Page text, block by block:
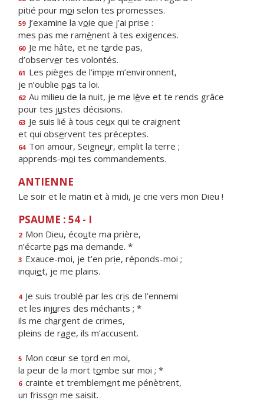
pitié pour moi selon tes promesses.
59 J’examine la voie que j’ai prise :
mes pas me ramènent à tes exigences.
60 Je me hâte, et ne tarde pas,
d’observer tes volontés.
61 Les pièges de l’impie m’environnent,
je n’oublie pas ta loi.
62 Au milieu de la nuit, je me lève et te rends grâce
pour tes justes décisions.
63 Je suis lié à tous ceux qui te craignent
et qui observent tes préceptes.
64 Ton amour, Seigneur, emplit la terre ;
apprends-moi tes commandements.
ANTIENNE
Le soir et le matin et à midi, je crie vers mon Dieu !
PSAUME : 54 - I
2 Mon Dieu, écoute ma prière,
n’écarte pas ma demande. *
3 Exauce-moi, je t’en prie, réponds-moi ;
inquiet, je me plains.
4 Je suis troublé par les cris de l’ennemi
et les injures des méchants ; *
ils me chargent de crimes,
pleins de rage, ils m’accusent.
5 Mon cœur se tord en moi,
la peur de la mort tombe sur moi ; *
6 crainte et tremblement me pénètrent,
un frisson me saisit.